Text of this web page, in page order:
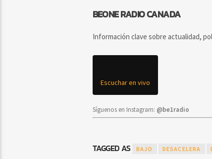
BEONE RADIO CANADA
Información clave sobre actualidad,
Escuchar en vivo
Síguenos en Instagram: @be1radio
TAGGED AS BAJO DESACELERA